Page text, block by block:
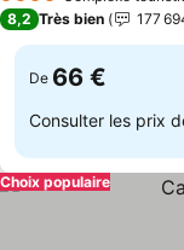
4 Étoiles
8,2 Très bien 177
De 66 €
Consulter les prix
Choix populaire